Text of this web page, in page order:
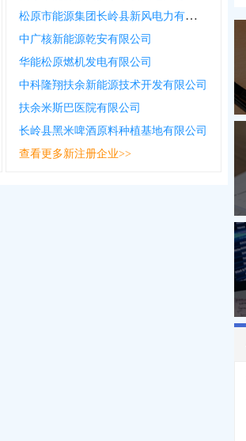
松原市能源集团长岭县新风电力有限公司
中广核新能源乾安有限公司
华能松原燃机发电有限公司
中科隆翔扶余新能源技术开发有限公司
扶余米斯巴医院有限公司
长岭县黑米啤酒原料种植基地有限公司
查看更多新注册企业>>